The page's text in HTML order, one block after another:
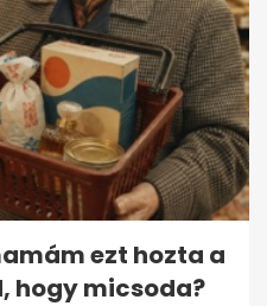
ezt hozta a
hogy micsoda?